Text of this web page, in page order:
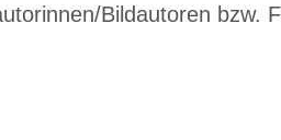
Bildautoren bzw.